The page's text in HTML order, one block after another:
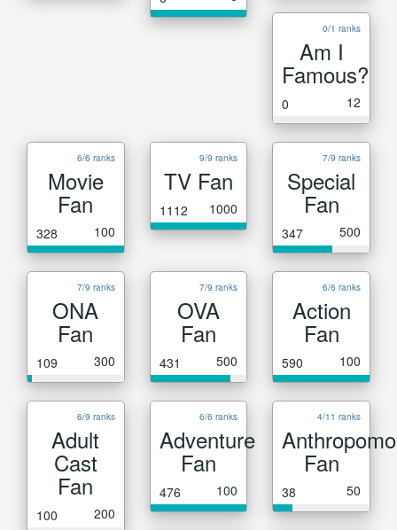
0/1 ranks
Am I
Famous?
0 12
6/6 ranks
Movie
Fan
328 100
9/9 ranks
TV Fan
1112 1000
7/9 ranks
Special
Fan
347 500
7/9 ranks
ONA
Fan
109 300
7/9 ranks
OVA
Fan
431 500
6/6 ranks
Action
Fan
590 100
6/9 ranks
Adult
Cast
Fan
100 200
6/6 ranks
Adventure
Fan
476 100
4/11 ranks
Fan
38 50